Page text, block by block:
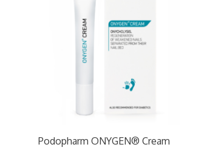
Podopharm ONYGEN® Cream